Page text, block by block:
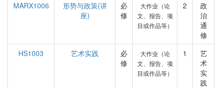
MARX1006
形势与政策(讲
座)
必
修
大作业（论
文、报告、项
目或作品等）
2
政
治
通
修
HS1003
艺术实践
必
修
大作业（论
文、报告、项
目或作品等）
1
艺
术
实
践